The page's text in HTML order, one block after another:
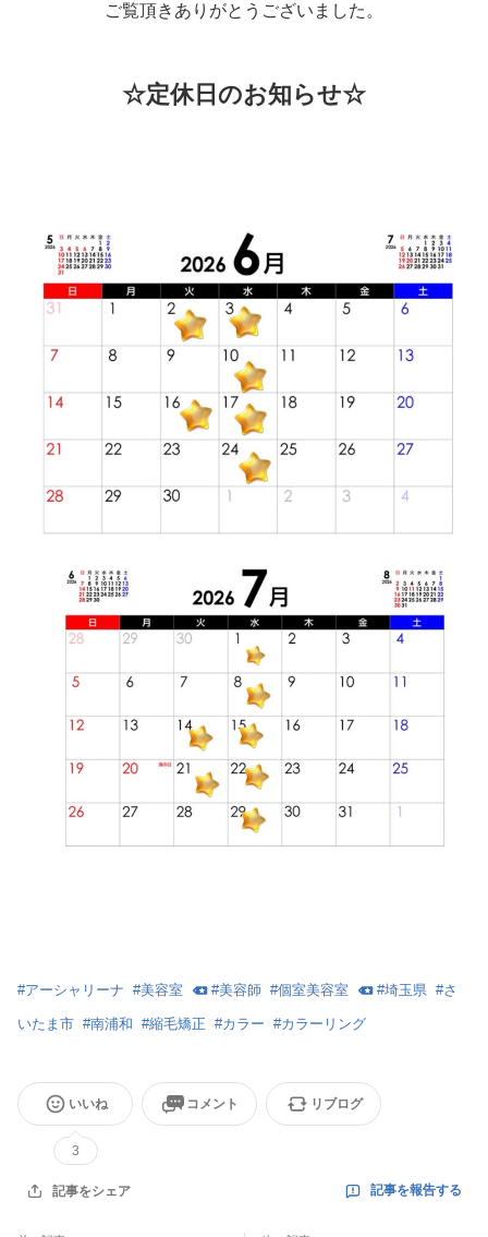
ご覧頂きありがとうございました。
☆定休日のお知らせ☆
#アーシャリーナ #美容室 #美容師 #個室美容室 #埼玉県 #さ
いたま市 #南浦和 #縮毛矯正 #カラー #カラーリング
いいね
3
コメント リブログ
記事をシェア 記事を報告する